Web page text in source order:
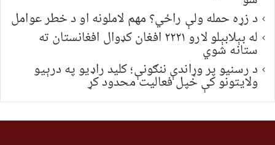
د زړه حمله ولې راځي؟ مهم لاملونه او د خطر عوامل
له بېلابېلو لارو ۲۲۲۱ افغان کډوال افغانستان ته
ستانه شوي
د رسنیو پر وړاندې ننګونې؛ کلید راډیو په درېیو
ولایتونو کې خپل فعالیت محدود کړ